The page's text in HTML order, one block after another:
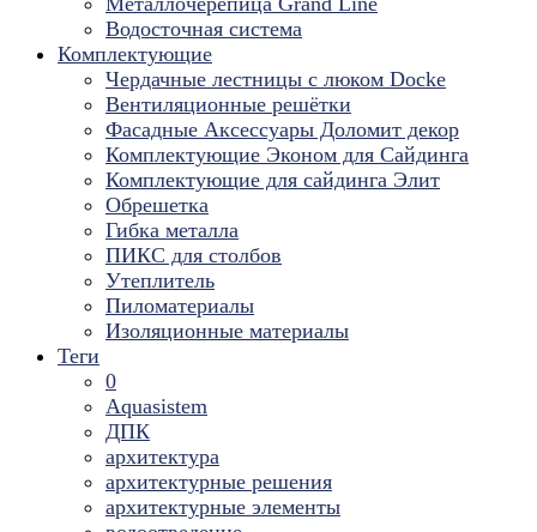
Водосточная система
Комплектующие
Чердачные лестницы с люком Docke
Вентиляционные решётки
Фасадные Аксессуары Доломит декор
Комплектующие Эконом для Сайдинга
Комплектующие для cайдинга Элит
Обрешетка
Гибка металла
ПИКС для столбов
Утеплитель
Пиломатериалы
Изоляционные материалы
Теги
0
Aquasistem
ДПК
архитектура
архитектурные решения
архитектурные элементы